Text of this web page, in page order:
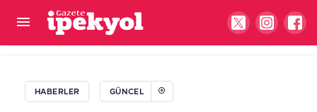
HABERLER GÜNCEL
Şanlıurfa çiftçisini rahatlatan gelişme! Sabit fiyat